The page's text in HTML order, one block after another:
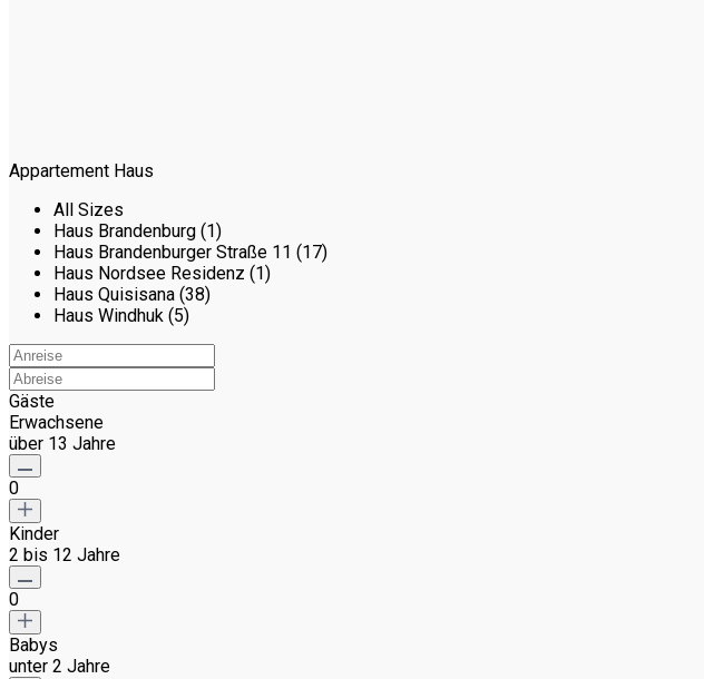
Appartement Haus
All Sizes
Haus Brandenburg (1)
Haus Brandenburger Straße 11 (17)
Haus Nordsee Residenz (1)
Haus Quisisana (38)
Haus Windhuk (5)
Gäste
Erwachsene
über 13 Jahre
0
Kinder
2 bis 12 Jahre
0
Babys
unter 2 Jahre